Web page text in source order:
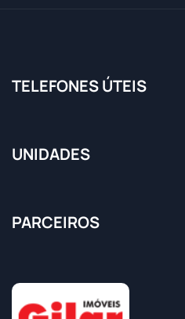
TELEFONES ÚTEIS
UNIDADES
PARCEIROS